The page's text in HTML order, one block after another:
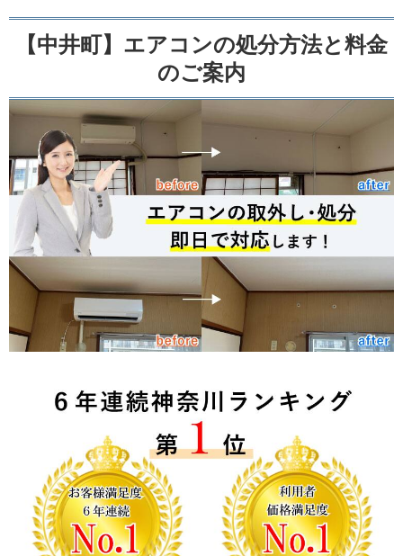
【中井町】エアコンの処分方法と料金
のご案内